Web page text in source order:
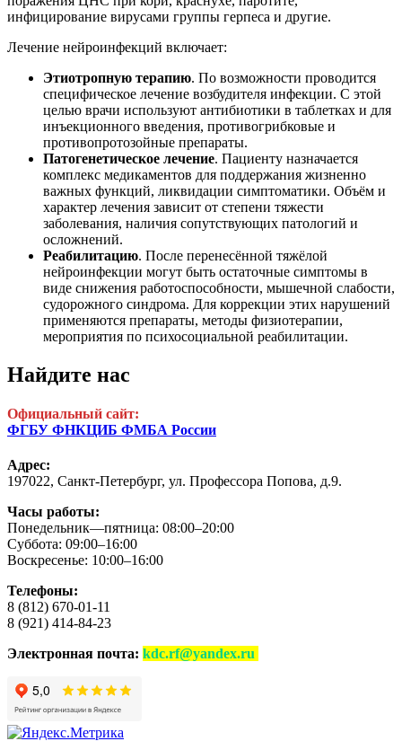
инфицирование вирусами группы герпеса и другие.
Лечение нейроинфекций включает:
Этиотропную терапию. По возможности проводится
специфическое лечение возбудителя инфекции. С этой
целью врачи используют антибиотики в таблетках и для
инъекционного введения, противогрибковые и
противопротозойные препараты.
Патогенетическое лечение. Пациенту назначается
комплекс медикаментов для поддержания жизненно
важных функций, ликвидации симптоматики. Объём и
характер лечения зависит от степени тяжести
заболевания, наличия сопутствующих патологий и
осложнений.
Реабилитацию. После перенесённой тяжёлой
нейроинфекции могут быть остаточные симптомы в
виде снижения работоспособности, мышечной слабости,
судорожного синдрома. Для коррекции этих нарушений
применяются препараты, методы физиотерапии,
мероприятия по психосоциальной реабилитации.
Найдите нас
Официальный сайт:
ФГБУ ФНКЦИБ ФМБА России
Адрес:
197022, Санкт-Петербург, ул. Профессора Попова, д.9.
Часы работы:
Понедельник—пятница: 08:00–20:00
Суббота: 09:00–16:00
Воскресенье: 10:00–16:00
Телефоны:
8 (812) 670-01-11
8 (921) 414-84-23
Электронная почта: kdc.rf@yandex.ru